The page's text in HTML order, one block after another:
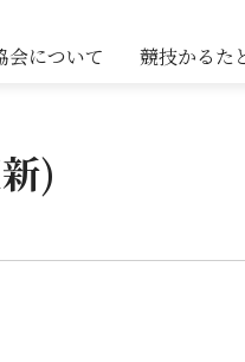
会について 競技かるた
)